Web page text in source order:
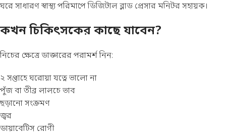
ঘরে সাধারণ স্বাস্থ্য পরিমাপেডিজিটাল ব্লাড প্রেসার মনিটরসহায়ক।
কখন চিকিৎসকের কাছে যাবেন?
নিচের ক্ষেত্রে ডাক্তারের পরামর্শ নিন:
২ সপ্তাহে ঘরোয়া যত্নে ভালো না
পুঁজ বা তীব্র লালচে ভাব
ছড়ানো সংক্রমণ
জ্বর
ডায়াবেটিস রোগী